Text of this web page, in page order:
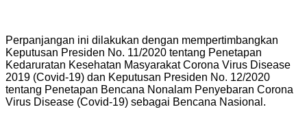
Perpanjangan ini dilakukan dengan mempertimbangkan
Keputusan Presiden No. 11/2020 tentang Penetapan
Kedaruratan Kesehatan Masyarakat Corona Virus Disease
2019 (Covid-19) dan Keputusan Presiden No. 12/2020
tentang Penetapan Bencana Nonalam Penyebaran Corona
Virus Disease (Covid-19) sebagai Bencana Nasional.